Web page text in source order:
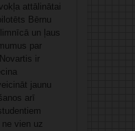
attālinātai
Bērnu
un ļaus
par
ir
jaunu
arī
vien uz